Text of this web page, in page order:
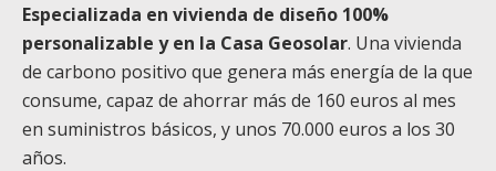
Especializada en vivienda de diseño 100%
personalizable y en la Casa Geosolar. Una vivienda
de carbono positivo que genera más energía de la que
consume, capaz de ahorrar más de 160 euros al mes
en suministros básicos, y unos 70.000 euros a los 30
años.